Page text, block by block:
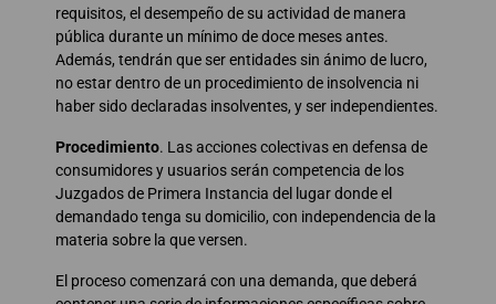
requisitos, el desempeño de su actividad de manera
pública durante un mínimo de doce meses antes.
Además, tendrán que ser entidades sin ánimo de lucro,
no estar dentro de un procedimiento de insolvencia ni
haber sido declaradas insolventes, y ser independientes.
Procedimiento. Las acciones colectivas en defensa de
consumidores y usuarios serán competencia de los
Juzgados de Primera Instancia del lugar donde el
demandado tenga su domicilio, con independencia de la
materia sobre la que versen.
El proceso comenzará con una demanda, que deberá